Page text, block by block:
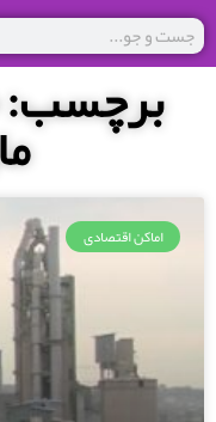
برچسب:
اماکن اقتصادی